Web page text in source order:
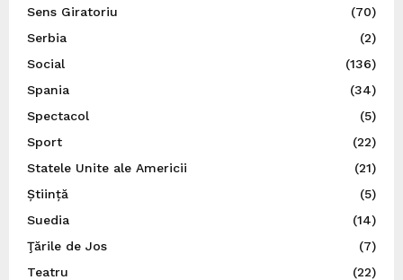
Sens Giratoriu
(70)
Serbia
(2)
Social
(136)
Spania
(34)
Spectacol
(5)
Sport
(22)
Statele Unite ale Americii
(21)
Știință
(5)
Suedia
(14)
Ţările de Jos
(7)
Teatru
(22)